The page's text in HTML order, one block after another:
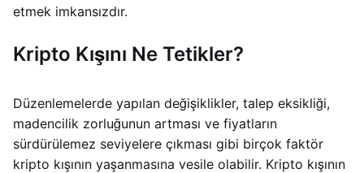
etmek imkansızdır.
Kripto Kışını Ne Tetikler?
Düzenlemelerde yapılan değişiklikler, talep eksikliği,
madencilik zorluğunun artması ve fiyatların
sürdürülemez seviyelere çıkması gibi birçok faktör
kripto kışının yaşanmasına vesile olabilir. Kripto kışının